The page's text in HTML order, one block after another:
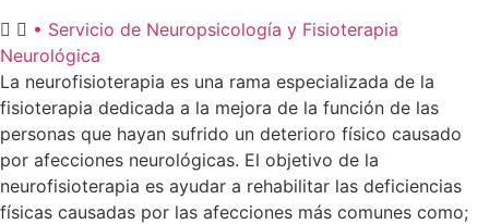
• Servicio de Neuropsicología y Fisioterapia
Neurológica
La neurofisioterapia es una rama especializada de la
fisioterapia dedicada a la mejora de la función de las
personas que hayan sufrido un deterioro físico causado
por afecciones neurológicas. El objetivo de la
neurofisioterapia es ayudar a rehabilitar las deficiencias
físicas causadas por las afecciones más comunes como;